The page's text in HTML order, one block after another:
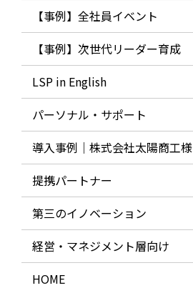
【事例】全社員イベント
【事例】次世代リーダー育成
LSP in English
パーソナル・サポート
導入事例｜株式会社太陽商工様
提携パートナー
第三のイノベーション
経営・マネジメント層向け
HOME